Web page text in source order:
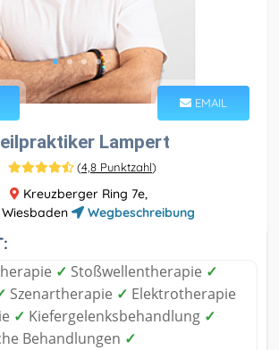
EMAIL
Lampert
(4,8 Punktzahl)
Kreuzberger Ring 7e,
Wegbeschreibung
✓ Stoßwellentherapie ✓
Szenartherapie ✓ Elektrotherapie
✓ Kiefergelenksbehandlung ✓
Behandlungen ✓